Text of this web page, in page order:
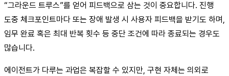
“그라운드 트루스”를 얻어 피드백으로 삼는 것이 중요합니다. 진행
도중 체크포인트마다 또는 장애 발생 시 사용자 피드백을 받기도 하며,
임무 완료 혹은 최대 반복 횟수 등 중단 조건에 따라 종료되는 경우도
많습니다.
에이전트가 다루는 과업은 복잡할 수 있지만, 구현 자체는 의외로